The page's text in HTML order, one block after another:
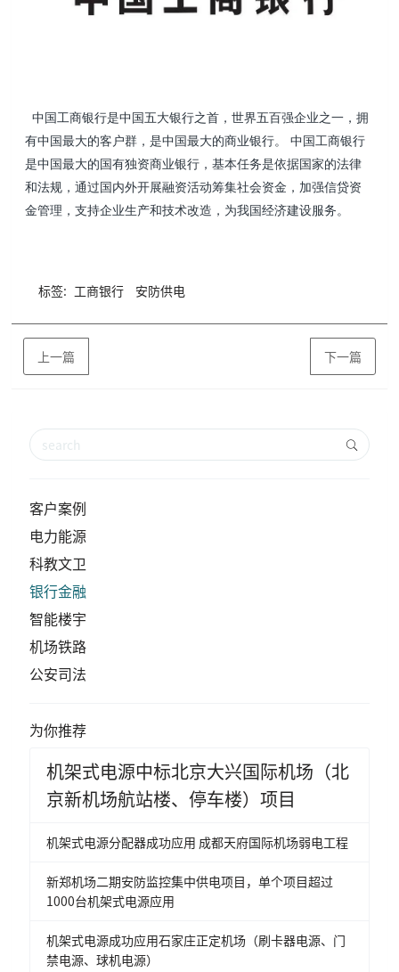
中国工商银行是中国五大银行之首，世界五百强企业之一，拥
有中国最大的客户群，是中国最大的商业银行。
中国工商银行
是中国最大的国有独资商业银行，基本任务是依据国家的法律
和法规，通过国内外开展融资活动筹集社会资金，加强信贷资
金管理，支持企业生产和技术改造，为我国经济建设服务。
标签: 工商银行 安防供电
上一篇 下一篇
客户案例
电力能源
科教文卫
银行金融
智能楼宇
机场铁路
公安司法
为你推荐
机架式电源中标北京大兴国际机场（北
京新机场航站楼、停车楼）项目
机架式电源分配器成功应用 成都天府国际机场弱电工程
新郑机场二期安防监控集中供电项目，单个项目超过
1000台机架式电源应用
机架式电源成功应用石家庄正定机场（刷卡器电源、门
禁电源、球机电源）